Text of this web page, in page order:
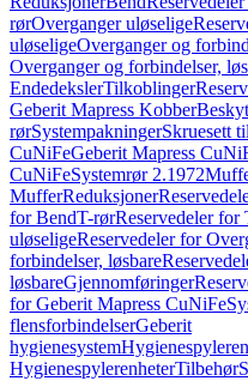
rørOverganger uløselige
uløseligeOverganger og
Overganger og forbindelser,
EndedekslerTilkoblinger
Geberit Mapress Kobber
rørSystempakningerSkruesett
CuNiFeGeberit Mapress
CuNiFeSystemrør 2.1972
MufferReduksjoner
for BendT-rørReservedeler for
uløseligeReservedeler for
forbindelser, løsbare
løsbareGjennomføringer
for Geberit Mapress CuNiFe
flensforbindelserGeberit
hygienesystem
HygienespylerenheterTilbehør